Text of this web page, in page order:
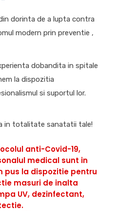
dorinta de a lupta contra
modern prin preventie ,
dobandita in spitale
la dispozitia
si suportul lor.
in totalitate sanatatii tale!
anti-Covid-19,
medical sunt in
pus la dispozitie pentru
masuri de inalta
UV, dezinfectant,